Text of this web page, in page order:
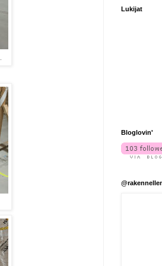
Lukijat
Bloglovin'